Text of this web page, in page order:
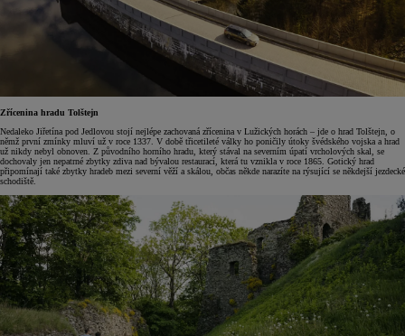
Zřícenina hradu Tolštejn
Nedaleko Jiřetína pod Jedlovou stojí nejlépe zachovaná zřícenina v Lužických horách – jde o hrad Tolštejn, o
němž první zmínky mluví už v roce 1337. V době třicetileté války ho poničily útoky švédského vojska a hrad
už nikdy nebyl obnoven. Z původního horního hradu, který stával na severním úpatí vrcholových skal, se
dochovaly jen nepatrné zbytky zdiva nad bývalou restaurací, která tu vznikla v roce 1865. Gotický hrad
připomínají také zbytky hradeb mezi severní věží a skálou, občas někde narazíte na rýsující se někdejší jezdecké
schodiště.